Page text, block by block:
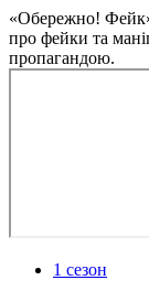
«Обережно! Фейк»
про фейки та
пропагандою.
1 сезон